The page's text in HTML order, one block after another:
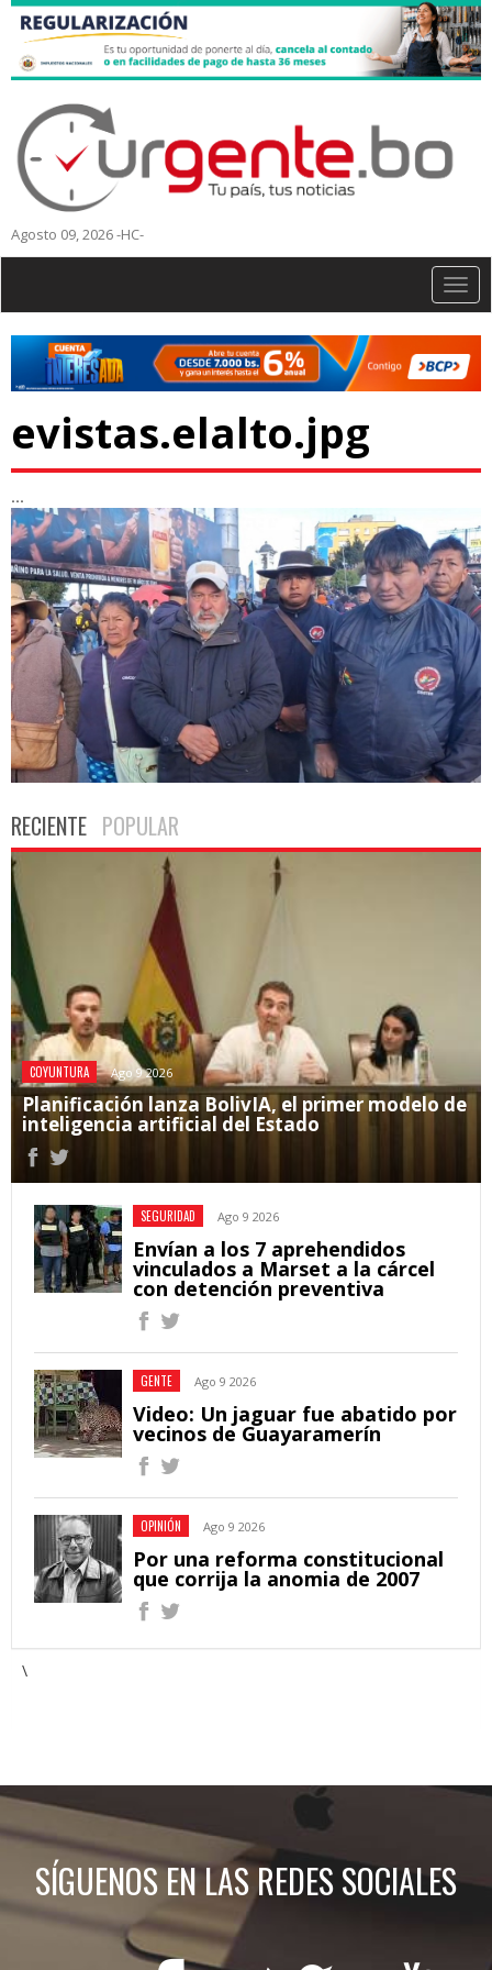
Agosto 09, 2026 -HC-
evistas.elalto.jpg
...
RECIENTE POPULAR
COYUNTURA Ago 9 2026
Planificación lanza BolivIA, el primer modelo de
inteligencia artificial del Estado
SEGURIDAD Ago 9 2026
Envían a los 7 aprehendidos
vinculados a Marset a la cárcel
con detención preventiva
GENTE Ago 9 2026
Video: Un jaguar fue abatido por
vecinos de Guayaramerín
OPINIÓN Ago 9 2026
Por una reforma constitucional
que corrija la anomia de 2007
\
SÍGUENOS EN LAS REDES SOCIALES